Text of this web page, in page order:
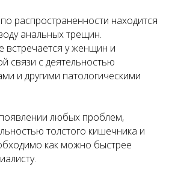
распространенности находится
анальных трещин.
у женщин и
связи с деятельностью
и другими патологическими
любых проблем,
толстого кишечника и
как можно быстрее